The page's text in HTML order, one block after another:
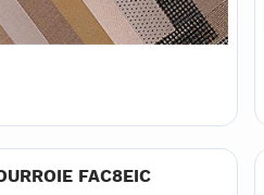
FAC8EIC